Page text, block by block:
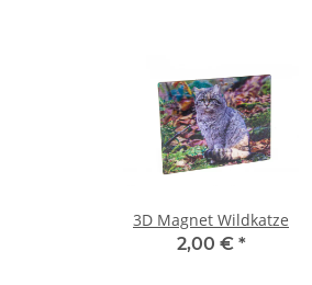
3D Magnet Wildkatze
2,00 € *